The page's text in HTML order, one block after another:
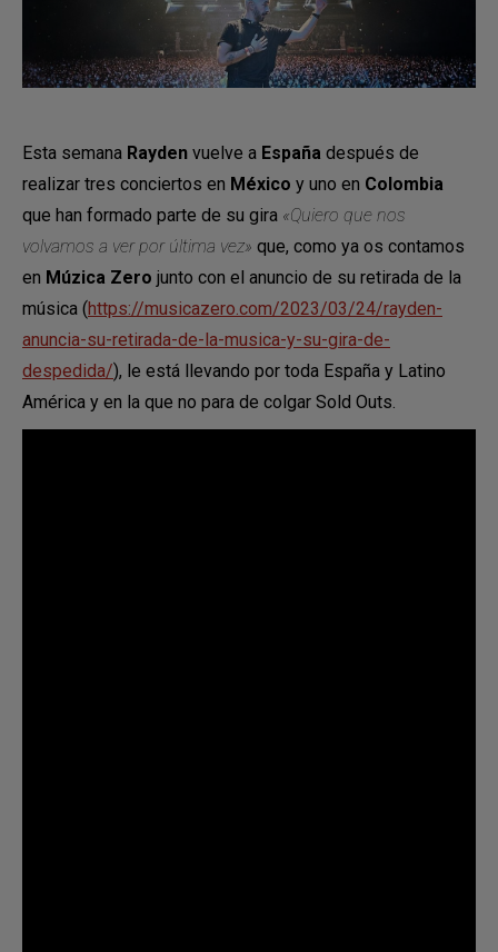
Esta semana Rayden vuelve a España después de
realizar tres conciertos en México y uno en Colombia
que han formado parte de su gira «Quiero que nos
volvamos a ver por última vez» que, como ya os contamos
en Múzica Zero junto con el anuncio de su retirada de la
música (https://musicazero.com/2023/03/24/rayden-
anuncia-su-retirada-de-la-musica-y-su-gira-de-
despedida/), le está llevando por toda España y Latino
América y en la que no para de colgar Sold Outs.